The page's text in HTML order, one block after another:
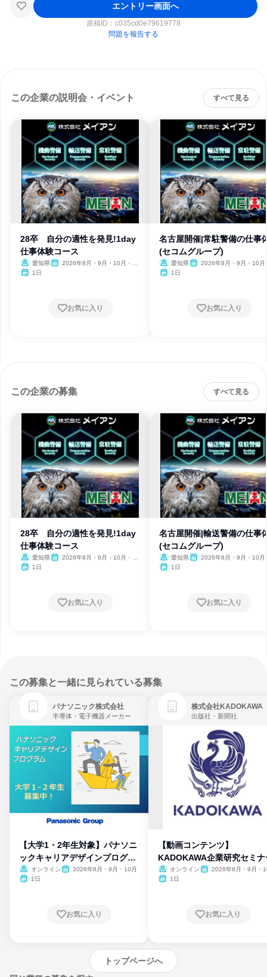
エントリー画面へ
原稿ID： c035cd0e79619778
問題を報告する
この企業の説明会・イベント すべて見る
28卒 自分の適性を発見!1day
仕事体験コース
愛知県
2026年8月・9月・10月・11
1日
お気に入り
名古屋開催|常駐警備の仕事
(セコムグループ)
愛知県
2026年8月・9月・10月
1日
お気に入り
この企業の募集 すべて見る
28卒 自分の適性を発見!1day
仕事体験コース
愛知県
2026年8月・9月・10月・11
1日
お気に入り
名古屋開催|輸送警備の仕事
(セコムグループ)
愛知県
2026年8月・9月・10月
1日
お気に入り
この募集と一緒に見られている募集
パナソニック株式会社
半導体・電子機器メーカー
【大学1・2年生対象】パナソニ
ックキャリアデザインプログラ
ム
オンライン
2026年8月・9月・10月
1日
お気に入り
株式会社KADOKAWA
出版社・新聞社
【動画コンテンツ】
KADOKAWA企業研究セミナ
オンライン
2026年8月・9月・
1日
お気に入り
トップページへ